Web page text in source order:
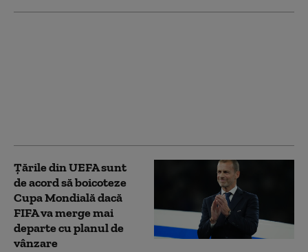
Țările din UEFA sunt
de acord să boicoteze
Cupa Mondială dacă
FIFA va merge mai
departe cu planul de
vânzare